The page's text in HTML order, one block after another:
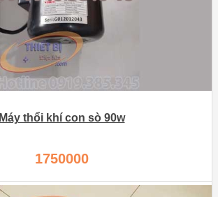
Máy thổi khí con sò 90w
1750000